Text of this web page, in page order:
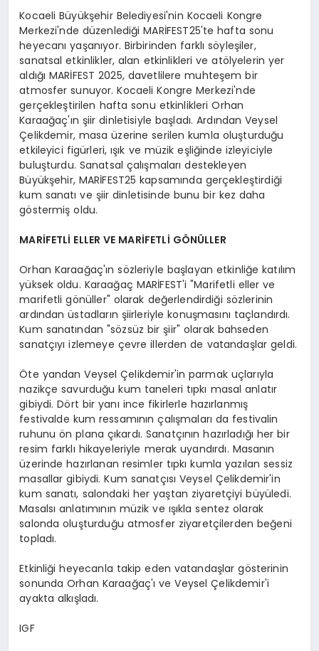
Kocaeli Büyükşehir Belediyesi'nin Kocaeli Kongre
Merkezi'nde düzenlediği MARİFEST25'te hafta sonu
heyecanı yaşanıyor. Birbirinden farklı söyleşiler,
sanatsal etkinlikler, alan etkinlikleri ve atölyelerin yer
aldığı MARİFEST 2025, davetlilere muhteşem bir
atmosfer sunuyor. Kocaeli Kongre Merkezi'nde
gerçekleştirilen hafta sonu etkinlikleri Orhan
Karaağaç'ın şiir dinletisiyle başladı. Ardından Veysel
Çelikdemir, masa üzerine serilen kumla oluşturduğu
etkileyici figürleri, ışık ve müzik eşliğinde izleyiciyle
buluşturdu. Sanatsal çalışmaları destekleyen
Büyükşehir, MARİFEST25 kapsamında gerçekleştirdiği
kum sanatı ve şiir dinletisinde bunu bir kez daha
göstermiş oldu.
MARİFETLİ ELLER VE MARİFETLİ GÖNÜLLER
Orhan Karaağaç'ın sözleriyle başlayan etkinliğe katılım
yüksek oldu. Karaağaç MARİFEST'i "Marifetli eller ve
marifetli gönüller" olarak değerlendirdiği sözlerinin
ardından üstadların şiirleriyle konuşmasını taçlandırdı.
Kum sanatından "sözsüz bir şiir" olarak bahseden
sanatçıyı izlemeye çevre illerden de vatandaşlar geldi.
Öte yandan Veysel Çelikdemir'in parmak uçlarıyla
nazikçe savurduğu kum taneleri tıpkı masal anlatır
gibiydi. Dört bir yanı ince fikirlerle hazırlanmış
festivalde kum ressamının çalışmaları da festivalin
ruhunu ön plana çıkardı. Sanatçının hazırladığı her bir
resim farklı hikayeleriyle merak uyandırdı. Masanın
üzerinde hazırlanan resimler tıpkı kumla yazılan sessiz
masallar gibiydi. Kum sanatçısı Veysel Çelikdemir'in
kum sanatı, salondaki her yaştan ziyaretçiyi büyüledi.
Masalsı anlatımının müzik ve ışıkla sentez olarak
salonda oluşturduğu atmosfer ziyaretçilerden beğeni
topladı.
Etkinliği heyecanla takip eden vatandaşlar gösterinin
sonunda Orhan Karaağaç'ı ve Veysel Çelikdemir'i
ayakta alkışladı.
IGF